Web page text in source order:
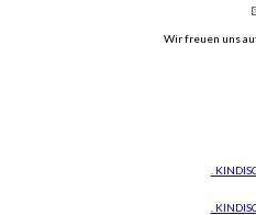
Wir freuen uns
.
.